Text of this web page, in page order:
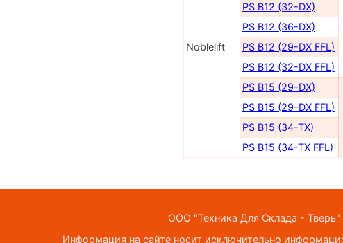
Noblelift
PS B12 (32-DX)
PS B12 (36-DX)
PS B12 (29-DX FFL)
PS B12 (32-DX FFL)
PS B15 (29-DX)
PS B15 (29-DX FFL)
PS B15 (34-TX)
PS B15 (34-TX FFL)
ООО "Техника Для Склада -
Информация на сайте носит исключительно